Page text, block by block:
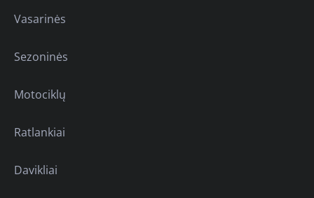
Vasarinės
Sezoninės
Motociklų
Ratlankiai
Davikliai